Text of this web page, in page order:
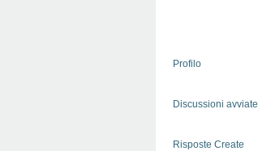
Profilo
Discussioni avviate
Risposte Create